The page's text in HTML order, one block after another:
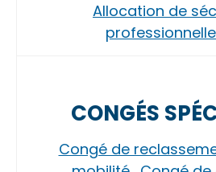
Allocation de
CONGÉS
Congé de